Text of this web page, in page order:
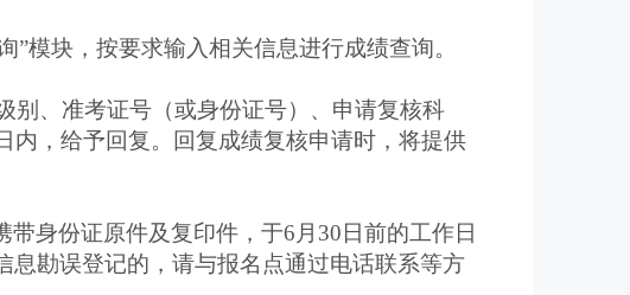
”模块，按要求输入相关信息进行成绩查询。
、准考证号（或身份证号）、申请复核科
内，给予回复。回复成绩复核申请时，将提供
身份证原件及复印件，于6月30日前的工作日
息勘误登记的，请与报名点通过电话联系等方